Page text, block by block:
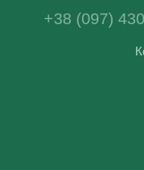
+38 (097)